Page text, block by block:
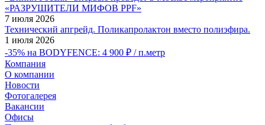
«РАЗРУШИТЕЛИ МИФОВ PPF»
7 июля 2026
Технический апгрейд. Поликапролактон вместо полиэфира.
1 июля 2026
-35% на BODYFENCE: 4 900 ₽ / п.метр
Компания
О компании
Новости
Фотогалерея
Вакансии
Офисы